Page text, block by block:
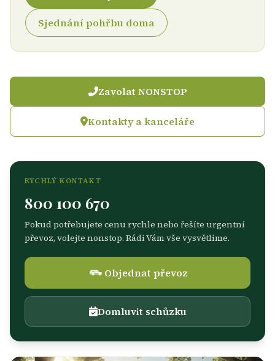
Sjednání pohřbu doma
Zavolat NONSTOP
Kontakty a kanceláře
RYCHLÝ KONTAKT
800 100 670
Pokud potřebujete cenu rychle nebo řešíte urgentní
převoz, volejte nonstop. Rádi Vám vše vysvětlíme.
Objednat převoz
Domluvit schůzku